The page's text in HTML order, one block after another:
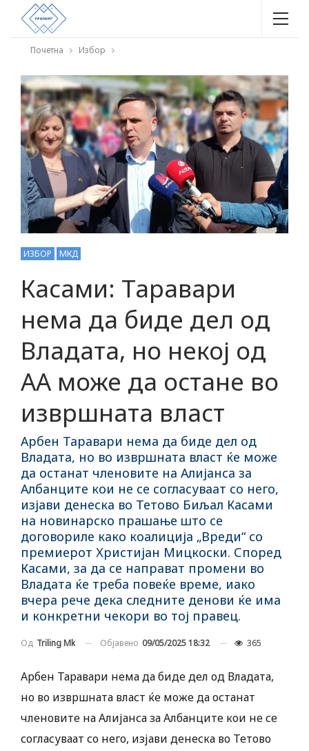
Почетна Избор
ИЗБОР МКД
Касами: Таравари
нема да биде дел од
Владата, но некој од
АА може да остане во
извршната власт
Арбен Таравари нема да биде дел од
Владата, но во извршната власт ќе може
да останат членовите на Алијанса за
Албанците кои не се согласуваат со него,
изјави денеска во Тетово Биљал Касами
на новинарско прашање што се
договориле како коалиција „Вреди“ со
премиерот Христијан Мицкоски. Според
Касами, за да се направат промени во
Владата ќе треба повеќе време, иако
вчера рече дека следните денови ќе има
и конкретни чекори во тој правец.
Од Triling Mk Објавено 09/05/2025 18:32 365
Арбен Таравари нема да биде дел од Владата,
но во извршната власт ќе може да останат
членовите на Алијанса за Албанците кои не се
согласуваат со него, изјави денеска во Тетово